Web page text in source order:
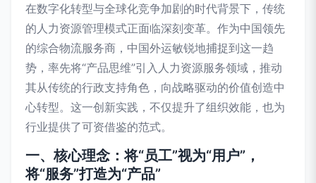
在数字化转型与全球化竞争加剧的时代背景下，传统
的人力资源管理模式正面临深刻变革。作为中国领先
的综合物流服务商，中国外运敏锐地捕捉到这一趋
势，率先将“产品思维”引入人力资源服务领域，推动
其从传统的行政支持角色，向战略驱动的价值创造中
心转型。这一创新实践，不仅提升了组织效能，也为
行业提供了可资借鉴的范式。
一、核心理念：将“员工”视为“用户”，
将“服务”打造为“产品”